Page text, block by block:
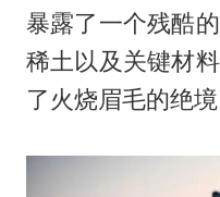
暴露了一个残酷
稀土以及关键材
了火烧眉毛的绝境